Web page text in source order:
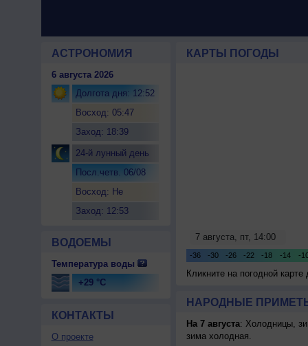
АСТРОНОМИЯ
6 августа 2026
Долгота дня: 12:52
Восход: 05:47
Заход: 18:39
24-й лунный день
Посл.четв. 06/08
Восход: Не
Заход: 12:53
ВОДОЕМЫ
Температура воды
+29 °C
КОНТАКТЫ
О проекте
КАРТЫ ПОГОДЫ
Кликните на погодной
НАРОДНЫЕ
На 7 августа: Холодницы,
зима холодная.